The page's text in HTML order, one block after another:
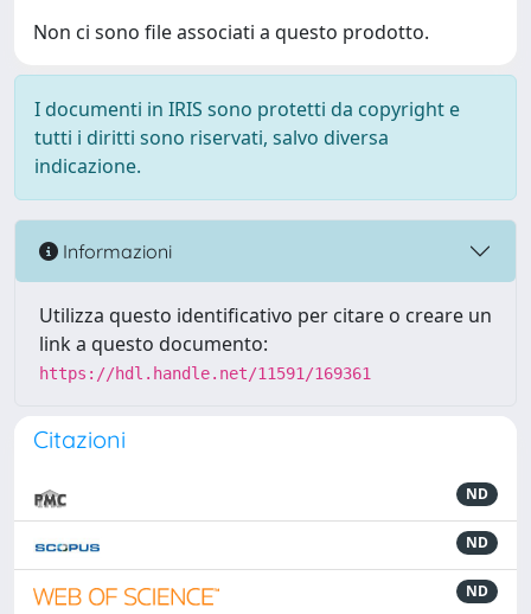
Non ci sono file associati a questo prodotto.
I documenti in IRIS sono protetti da copyright e
tutti i diritti sono riservati, salvo diversa
indicazione.
Informazioni
Utilizza questo identificativo per citare o creare un
link a questo documento:
https://hdl.handle.net/11591/169361
Citazioni
ND
ND
ND